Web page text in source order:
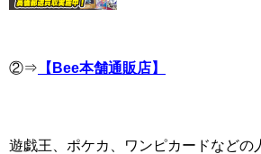
②⇒ 【Bee本舗通販店】
遊戯王、ポケカ、ワンピカードなどの